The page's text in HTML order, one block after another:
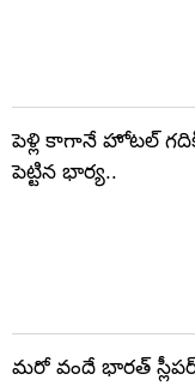
పెళ్లి కాగానే హోటల్ గదికి
పెట్టిన భార్య..
మరో వందే భారత్ స్లీపర్